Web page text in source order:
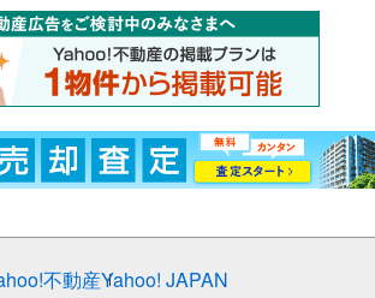
不動産Yahoo! JAPAN